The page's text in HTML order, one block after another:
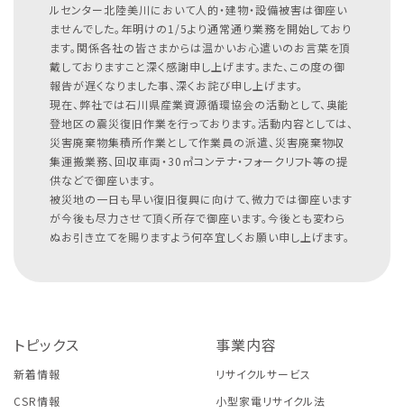
ルセンター北陸美川において人的・建物・設備被害は御座い
ませんでした。年明けの1/5より通常通り業務を開始しており
ます。関係各社の皆さまからは温かいお心遣いのお言葉を頂
戴しておりますこと深く感謝申し上げます。また、この度の御
報告が遅くなりました事、深くお詫び申し上げます。
現在、弊社では石川県産業資源循環協会の活動として、奥能
登地区の震災復旧作業を行っております。活動内容としては、
災害廃棄物集積所作業として作業員の派遣、災害廃棄物収
集運搬業務、回収車両・30㎥コンテナ・フォークリフト等の提
供などで御座います。
被災地の一日も早い復旧復興に向けて、微力では御座います
が今後も尽力させて頂く所存で御座います。今後とも変わら
ぬお引き立てを賜りますよう何卒宜しくお願い申し上げます。
トピックス
新着情報
CSR情報
事業内容
リサイクルサービス
小型家電リサイクル法